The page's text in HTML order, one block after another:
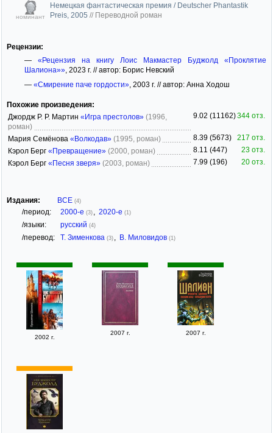
номинант
Немецкая фантастическая премия / Deutscher Phantastik
Preis, 2005 // Переводной роман
Рецензии:
— «Рецензия на книгу Лоис Макмастер Буджолд «Проклятие
Шалиона»», 2023 г. // автор: Борис Невский
— «Смирение паче гордости», 2003 г. // автор: Анна Ходош
Похожие произведения:
Джордж Р. Р. Мартин «Игра престолов» (1996,
роман)
9.02 (11162)344 отз.
Мария Семёнова «Волкодав» (1995, роман) 8.39 (5673)
217 отз.
Кэрол Берг «Превращение» (2000, роман) 8.11 (447)
23 отз.
Кэрол Берг «Песня зверя» (2003, роман) 7.99 (196) 20 отз.
Издания: ВСЕ (4)
/период: 2000-е (3) , 2020-е (1)
/языки: русский (4)
/перевод: Т. Зименкова (3) , В. Миловидов (1)
2002 г.
2007 г. 2007 г.